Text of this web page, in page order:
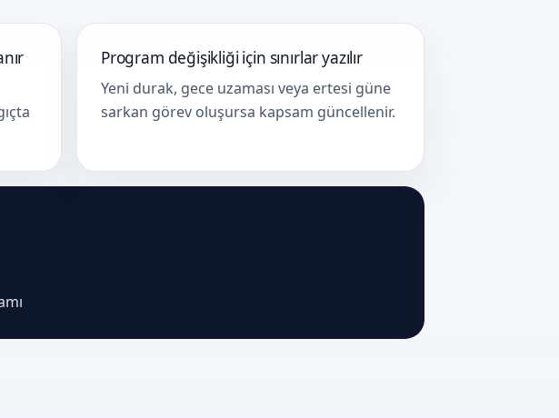
Program değişikliği için sınırlar yazılır
Yeni durak, gece uzaması veya ertesi güne
sarkan görev oluşursa kapsam güncellenir.